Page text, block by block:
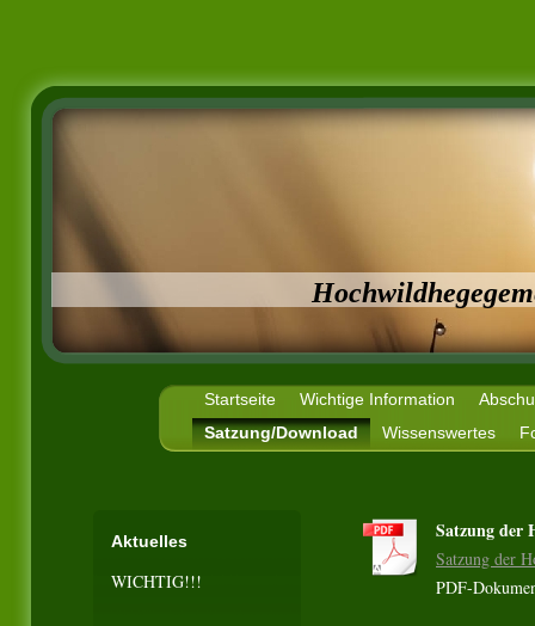
Startseite Wichtige Information
Satzung/Download
Wissenswertes
Satzung der
Satzung der
PDF-
Aktuelles
WICHTIG!!!